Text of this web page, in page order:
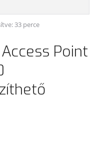
33 perce
Point